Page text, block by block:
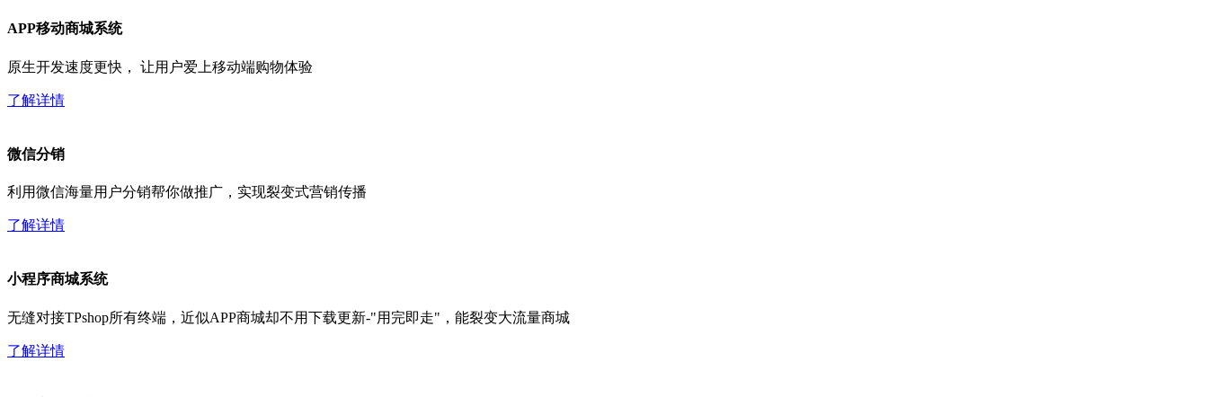
APP移动商城系统
原生开发速度更快， 让用户爱上移动端购物体验
了解详情
微信分销
利用微信海量用户分销帮你做推广，实现裂变式营销传播
了解详情
小程序商城系统
无缝对接TPshop所有终端，近似APP商城却不用下载更新-"用完即走"，能裂变大流量商城
了解详情